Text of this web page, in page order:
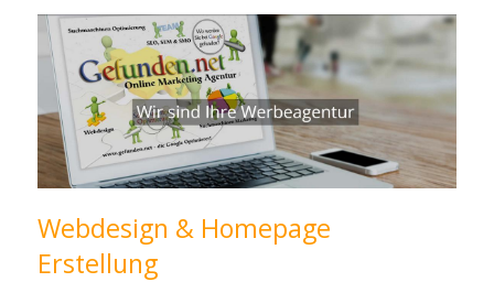
Webdesign & Homepage
Erstellung